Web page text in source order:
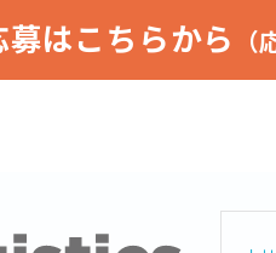
募はこちらから